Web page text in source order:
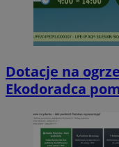
Dotacje na
Ekodoradca